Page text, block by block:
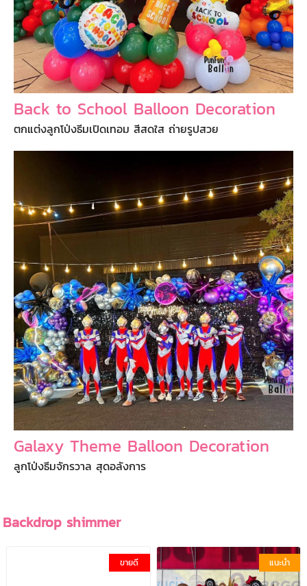
Back to School Balloon Decoration
ตกแต่งลูกโป่งธีมเปิดเทอม สีสดใส ถ่ายรูปสวย
Galaxy Theme Balloon Decoration
ลูกโป่งธีมจักรวาล สุดอลังการ
Backdrop shimmer
ขายดี แนะนำ